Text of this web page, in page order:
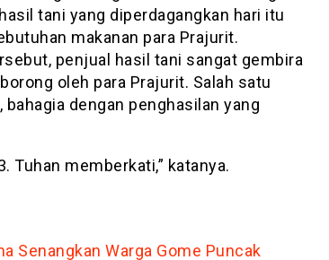
tani yang diperdagangkan hari itu
makanan para Prajurit.
penjual hasil tani sangat gembira
oleh para Prajurit. Salah satu
bahagia dengan penghasilan yang
Tuhan memberkati,” katanya.
Senangkan Warga Gome Puncak